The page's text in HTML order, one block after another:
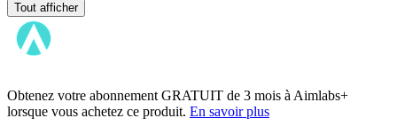
Tout afficher
Obtenez votre abonnement GRATUIT de 3 mois à Aimlabs+
lorsque vous achetez ce produit. En savoir plus